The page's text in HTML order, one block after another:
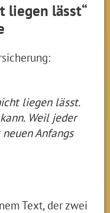
liegen lässt“
liegen lässt.
Weil jeder
Anfangs
Text, der zwei